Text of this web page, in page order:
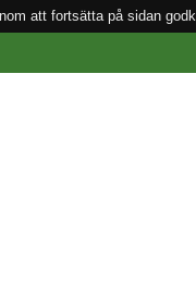
att fortsätta på sidan